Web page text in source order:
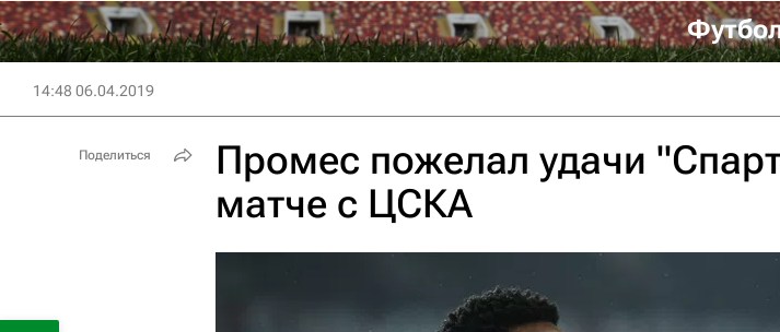
14:48 06.04.2019
Промес пожелал удачи
матче с ЦСКА
Поделиться